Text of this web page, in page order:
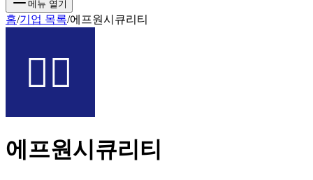
메뉴 열기
홈/기업 목록/에프원시큐리티
에프원시큐리티